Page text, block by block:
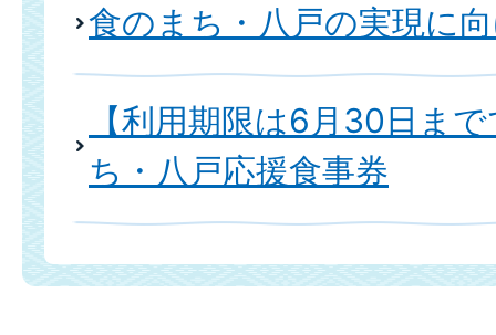
食のまち・八戸の実現に
【利用期限は6月30日ま
ち・八戸応援食事券